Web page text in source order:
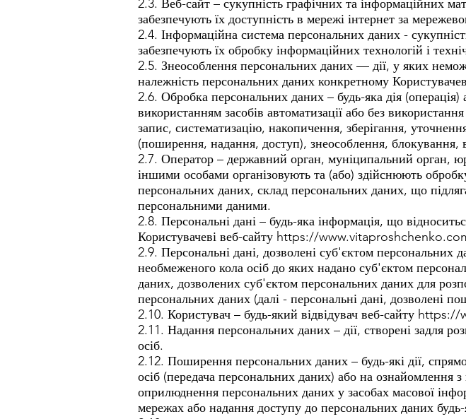
2.3. Веб-сайт – сукупність графічних та інформаційних
забезпечують їх доступність в мережі інтернет за
2.4. Інформаційна система персональних даних -
забезпечують їх обробку інформаційних технологій і
2.5. Знеособлення персональних даних — дії, у яких
належність персональних даних конкретному
2.6. Обробка персональних даних – будь-яка дія
використанням засобів автоматизації або без
запис, систематизацію, накопичення, зберігання,
(поширення, надання, доступ), знеособлення,
2.7. Оператор – державний орган, муніципальний орган,
іншими особами організовують та (або) здійснюють
персональних даних, склад персональних даних, що
персональними даними.
2.8. Персональні дані – будь-яка інформація, що
Користувачеві веб-сайту https://
2.9. Персональні дані, дозволені суб'єктом персональних
необмеженого кола осіб до яких надано суб'єктом
даних, дозволених суб'єктом персональних даних для
персональних даних (далі - персональні дані, дозволені
2.10. Користувач – будь-який відвідувач веб-сайту https://
2.11. Надання персональних даних – дії, створені задля
осіб.
2.12. Поширення персональних даних – будь-які дії,
осіб (передача персональних даних) або на
оприлюднення персональних даних у засобах масової
мережах або надання доступу до персональних даних